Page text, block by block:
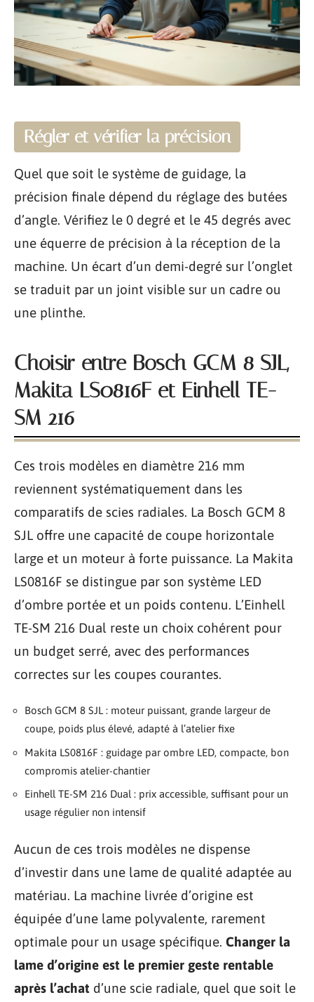
Régler et vérifier la précision
Quel que soit le système de guidage, la
précision finale dépend du réglage des butées
d’angle. Vérifiez le 0 degré et le 45 degrés avec
une équerre de précision à la réception de la
machine. Un écart d’un demi-degré sur l’onglet
se traduit par un joint visible sur un cadre ou
une plinthe.
Choisir entre Bosch GCM 8 SJL,
Makita LS0816F et Einhell TE-
SM 216
Ces trois modèles en diamètre 216 mm
reviennent systématiquement dans les
comparatifs de scies radiales. La Bosch GCM 8
SJL offre une capacité de coupe horizontale
large et un moteur à forte puissance. La Makita
LS0816F se distingue par son système LED
d’ombre portée et un poids contenu. L’Einhell
TE-SM 216 Dual reste un choix cohérent pour
un budget serré, avec des performances
correctes sur les coupes courantes.
Bosch GCM 8 SJL : moteur puissant, grande largeur de
coupe, poids plus élevé, adapté à l’atelier fixe
Makita LS0816F : guidage par ombre LED, compacte, bon
compromis atelier-chantier
Einhell TE-SM 216 Dual : prix accessible, suffisant pour un
usage régulier non intensif
Aucun de ces trois modèles ne dispense
d’investir dans une lame de qualité adaptée au
matériau. La machine livrée d’origine est
équipée d’une lame polyvalente, rarement
optimale pour un usage spécifique. Changer la
lame d’origine est le premier geste rentable
après l’achat d’une scie radiale, quel que soit le